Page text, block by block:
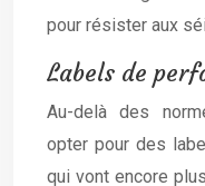
pour résister aux
Labels de
Au-delà des
opter pour des
qui vont encore